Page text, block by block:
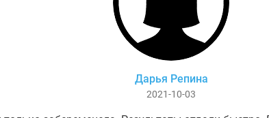
Дарья Репина
2021-10-03